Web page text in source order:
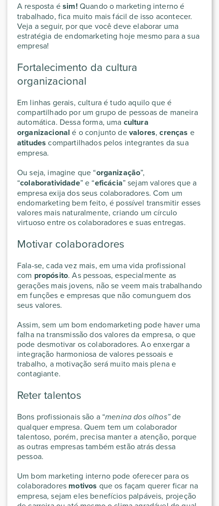
A resposta ésim!Quando o marketing interno é
trabalhado, fica muito mais fácil de isso acontecer.
Veja a seguir, por que você deve elaborar uma
estratégia de endomarketing hoje mesmo para a sua
empresa!
Fortalecimento da cultura
organizacional
Em linhas gerais, cultura é tudo aquilo que é
compartilhado por um grupo de pessoas de maneira
automática. Dessa forma, uma cultura
organizacional é o conjunto devalores,crenças e
atitudescompartilhados pelos integrantes da sua
empresa.
Ou seja, imagine que “organização”,
“colaboratividade” e “eficácia” sejam valores que a
empresa exija dos seus colaboradores. Com um
endomarketing bem feito, é possível transmitir esses
valores mais naturalmente, criando um círculo
virtuoso entre os colaboradores e suas entregas.
Motivar colaboradores
Fala-se, cada vez mais, em uma vida profissional
com propósito. As pessoas, especialmente as
gerações mais jovens, não se veem mais trabalhando
em funções e empresas que não comunguem dos
seus valores.
Assim, sem um bom endomarketing pode haver uma
falha na transmissão dos valores da empresa, o que
pode desmotivar os colaboradores. Ao enxergar a
integração harmoniosa de valores pessoais e
trabalho, a motivação será muito mais plena e
contagiante.
Reter talentos
Bons profissionais são a “menina dos olhos”de
qualquer empresa. Quem tem um colaborador
talentoso, porém, precisa manter a atenção, porque
as outras empresas também estão atrás dessa
pessoa.
Um bom marketing interno pode oferecer para os
colaboradores motivos que os façam querer ficar na
empresa, sejam eles benefícios palpáveis, projeção